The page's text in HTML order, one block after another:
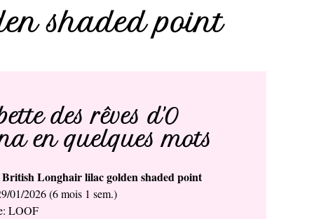
shaded point
des rêves d'O
en quelques mots
British Longhair lilac golden shaded point
01/2026 (6 mois 1 sem.)
LOOF